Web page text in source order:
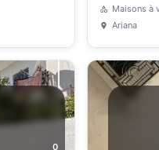
Maisons à
Ariana
0